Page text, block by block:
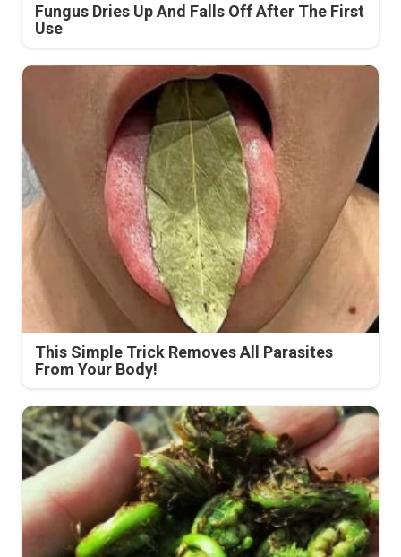
Fungus Dries Up And Falls Off After The First
Use
This Simple Trick Removes All Parasites
From Your Body!